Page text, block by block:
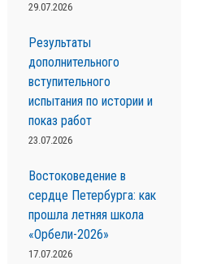
29.07.2026
Результаты
дополнительного
вступительного
испытания по истории и
показ работ
23.07.2026
Востоковедение в
сердце Петербурга: как
прошла летняя школа
«Орбели-2026»
17.07.2026